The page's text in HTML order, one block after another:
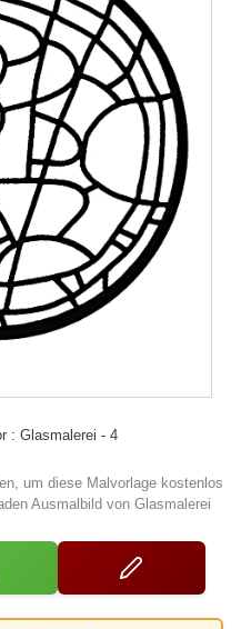
: Glasmalerei - 4
um diese Malvorlage kostenlos
Ausmalbild von Glasmalerei